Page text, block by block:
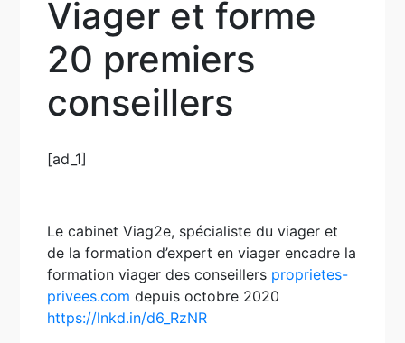
Viager et forme
20 premiers
conseillers
[ad_1]
Le cabinet Viag2e, spécialiste du viager et
de la formation d’expert en viager encadre la
formation viager des conseillers proprietes-
privees.com depuis octobre 2020
https://lnkd.in/d6_RzNR